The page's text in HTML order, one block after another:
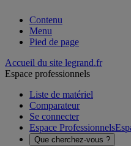
Contenu
Menu
Pied de page
Accueil du site legrand.fr
Espace professionnels
Liste de matériel
Comparateur
Se connecter
Espace Professionnels
Que cherchez-vous ?